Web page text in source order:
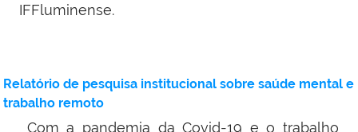
IFFluminense.
Relatório de pesquisa institucional sobre saúde mental e
trabalho remoto
Com a pandemia da Covid-19 e o trabalho